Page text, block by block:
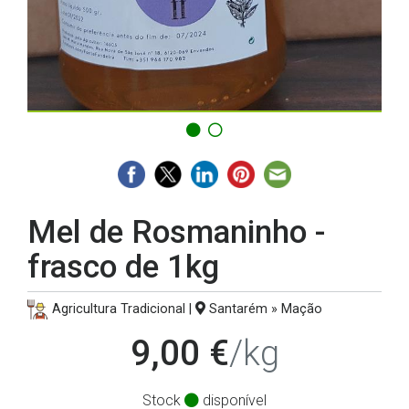
Mel de Rosmaninho -
frasco de 1kg
Agricultura Tradicional | Santarém » Mação
9,00 €/kg
Stock disponível